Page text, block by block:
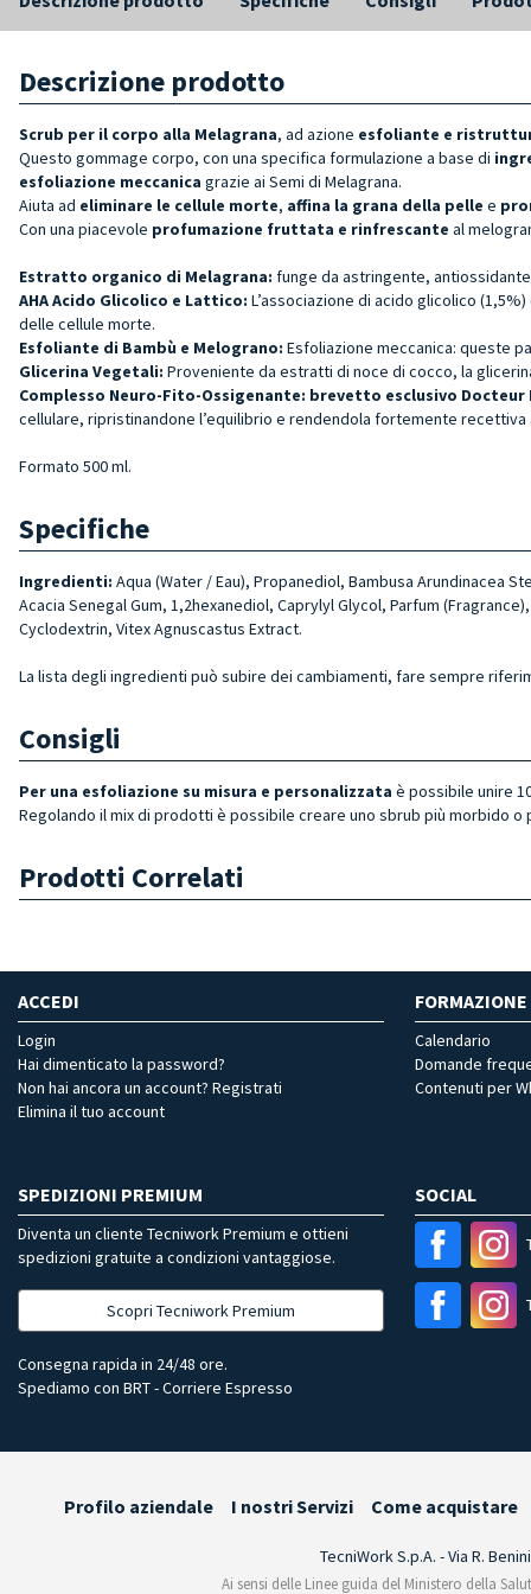
Descrizione prodotto
Scrub per il corpo alla Melagrana, ad azione esfoliante e
Questo gommage corpo, con una specifica formulazione a base di
esfoliazione meccanica grazie ai Semi di Melagrana.
Aiuta ad eliminare le cellule morte, affina la grana della pelle e
Con una piacevole profumazione fruttata e rinfrescante al
Estratto organico di Melagrana: funge da astringente,
AHA Acido Glicolico e Lattico: L’associazione di acido glicolico
delle cellule morte.
Esfoliante di Bambù e Melograno: Esfoliazione meccanica: queste
Glicerina Vegetali: Proveniente da estratti di noce di cocco, la
Complesso Neuro-Fito-Ossigenante: brevetto esclusivo Docteur
cellulare, ripristinandone l’equilibrio e rendendola fortemente recettiva
Formato 500 ml.
Specifiche
Ingredienti: Aqua (Water / Eau), Propanediol, Bambusa Arundinacea
Acacia Senegal Gum, 1,2hexanediol, Caprylyl Glycol, Parfum
Cyclodextrin, Vitex Agnuscastus Extract.
La lista degli ingredienti può subire dei cambiamenti, fare sempre
Consigli
Per una esfoliazione su misura e personalizzata è possibile unire
Regolando il mix di prodotti è possibile creare uno sbrub più morbido o
Prodotti Correlati
ACCEDI
Login
Hai dimenticato la password?
Non hai ancora un account? Registrati
Elimina il tuo account
FORMAZIONE
Calendario
Domande
Contenuti per
SPEDIZIONI PREMIUM
Diventa un cliente Tecniwork Premium e ottieni
spedizioni gratuite a condizioni vantaggiose.
Scopri Tecniwork Premium
Consegna rapida in 24/48 ore.
Spediamo con BRT - Corriere Espresso
SOCIAL
Profilo aziendale I nostri Servizi Come acquistare
TecniWork S.p.A. - Via R.
Ai sensi delle Linee guida del Ministero della